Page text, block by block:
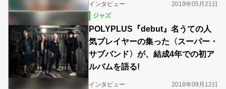
インタビュー
2019年05月21日
ジャズ
POLYPLUS『debut』名うての人
気プレイヤーの集った〈スーパー・
サブバンド〉が、結成4年での初ア
ルバムを語る!
インタビュー
2018年09月12日